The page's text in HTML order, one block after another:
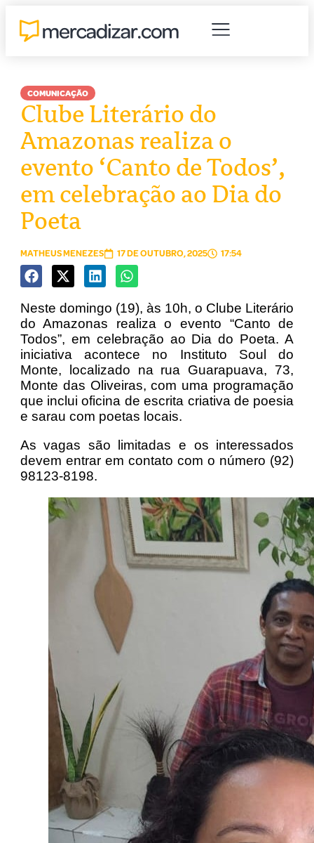
COMUNICAÇÃO
Clube Literário do
Amazonas realiza o
evento ‘Canto de Todos’,
em celebração ao Dia do
Poeta
MATHEUS MENEZES 17 DE OUTUBRO, 2025 17:54
Neste domingo (19), às 10h, o Clube Literário
do Amazonas realiza o evento “Canto de
Todos”, em celebração ao Dia do Poeta.A
iniciativa acontece no Instituto Soul do
Monte, localizado na rua Guarapuava, 73,
Monte das Oliveiras, com uma programação
que inclui oficina de escrita criativa de poesia
e sarau com poetas locais.
As vagas são limitadas e os interessados
devem entrar em contato com o número (92)
98123-8198.